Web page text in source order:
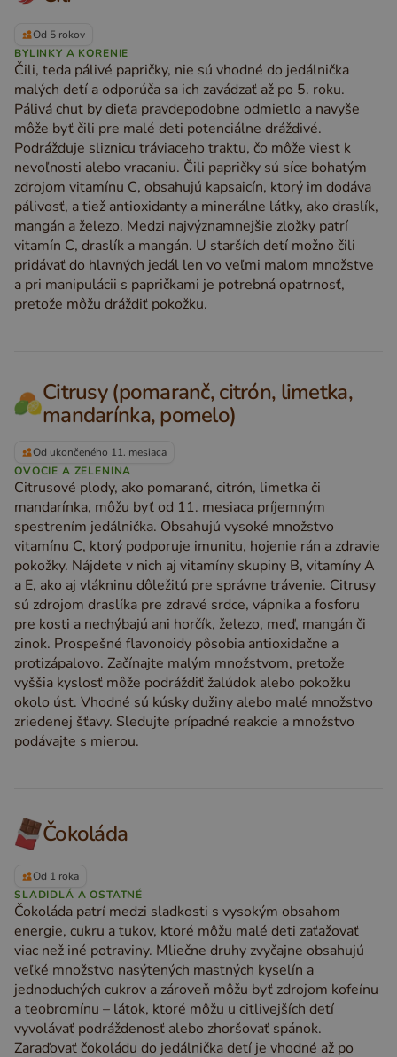
Od 5 rokov
BYLINKY A KORENIE
Čili, teda pálivé papričky, nie sú vhodné do jedálnička
malých detí a odporúča sa ich zavádzať až po 5. roku.
Pálivá chuť by dieťa pravdepodobne odmietlo a navyše
môže byť čili pre malé deti potenciálne dráždivé.
Podrážďuje sliznicu tráviaceho traktu, čo môže viesť k
nevoľnosti alebo vracaniu. Čili papričky sú síce bohatým
zdrojom vitamínu C, obsahujú kapsaicín, ktorý im dodáva
pálivosť, a tiež antioxidanty a minerálne látky, ako draslík,
mangán a železo. Medzi najvýznamnejšie zložky patrí
vitamín C, draslík a mangán. U starších detí možno čili
pridávať do hlavných jedál len vo veľmi malom množstve
a pri manipulácii s papričkami je potrebná opatrnosť,
pretože môžu dráždiť pokožku.
Citrusy (pomaranč, citrón, limetka,
mandarínka, pomelo)
Od ukončeného 11. mesiaca
OVOCIE A ZELENINA
Citrusové plody, ako pomaranč, citrón, limetka či
mandarínka, môžu byť od 11. mesiaca príjemným
spestrením jedálnička. Obsahujú vysoké množstvo
vitamínu C, ktorý podporuje imunitu, hojenie rán a zdravie
pokožky. Nájdete v nich aj vitamíny skupiny B, vitamíny A
a E, ako aj vlákninu dôležitú pre správne trávenie. Citrusy
sú zdrojom draslíka pre zdravé srdce, vápnika a fosforu
pre kosti a nechýbajú ani horčík, železo, meď, mangán či
zinok. Prospešné flavonoidy pôsobia antioxidačne a
protizápalovo. Začínajte malým množstvom, pretože
vyššia kyslosť môže podráždiť žalúdok alebo pokožku
okolo úst. Vhodné sú kúsky dužiny alebo malé množstvo
zriedenej šťavy. Sledujte prípadné reakcie a množstvo
podávajte s mierou.
Čokoláda
Od 1 roka
SLADIDLÁ A OSTATNÉ
Čokoláda patrí medzi sladkosti s vysokým obsahom
energie, cukru a tukov, ktoré môžu malé deti zaťažovať
viac než iné potraviny. Mliečne druhy zvyčajne obsahujú
veľké množstvo nasýtených mastných kyselín a
jednoduchých cukrov a zároveň môžu byť zdrojom kofeínu
a teobromínu – látok, ktoré môžu u citlivejších detí
vyvolávať podráždenosť alebo zhoršovať spánok.
Zaraďovať čokoládu do jedálnička detí je vhodné až po